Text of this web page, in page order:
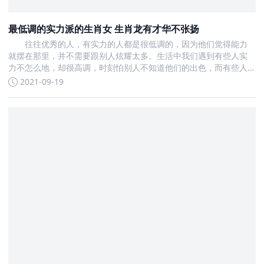
最低调的实力派的生肖女 生肖龙有才华不张扬
往往优秀的人，有实力的人都是很低调的，因为他们觉得能力
就摆在那里，并不需要跟别人炫耀太多。生活中我们遇到有些人实
力不怎么地，却很高调，时刻怕别人不知道他们的出色，而有些人
能力很强，但却很低调
2021-09-19